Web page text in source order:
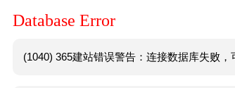
Database Error
(1040) 365建站错误警告：连接数据库失败